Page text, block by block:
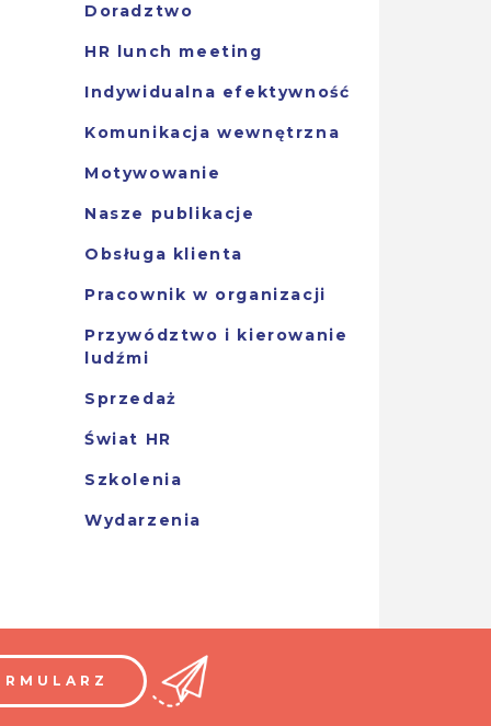
Doradztwo
HR lunch meeting
Indywidualna efektywność
Komunikacja wewnętrzna
Motywowanie
Nasze publikacje
Obsługa klienta
Pracownik w organizacji
Przywództwo i kierowanie
ludźmi
Sprzedaż
Świat HR
Szkolenia
Wydarzenia